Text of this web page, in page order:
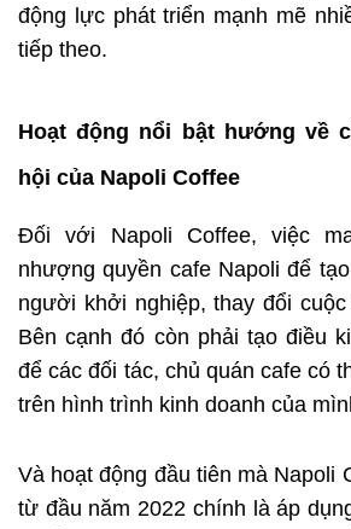
động lực phát triển mạnh mẽ
tiếp theo.
Hoạt động nổi bật hướng về
hội của Napoli Coffee
Đối với Napoli Coffee, việc
nhượng quyền cafe Napoli để
người khởi nghiệp, thay đổi
Bên cạnh đó còn phải tạo điều
để các đối tác, chủ quán cafe có
trên hình trình kinh doanh của
Và hoạt động đầu tiên mà Napoli
từ đầu năm 2022 chính là áp